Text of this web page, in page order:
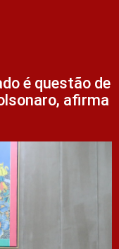
é questão de
afirma